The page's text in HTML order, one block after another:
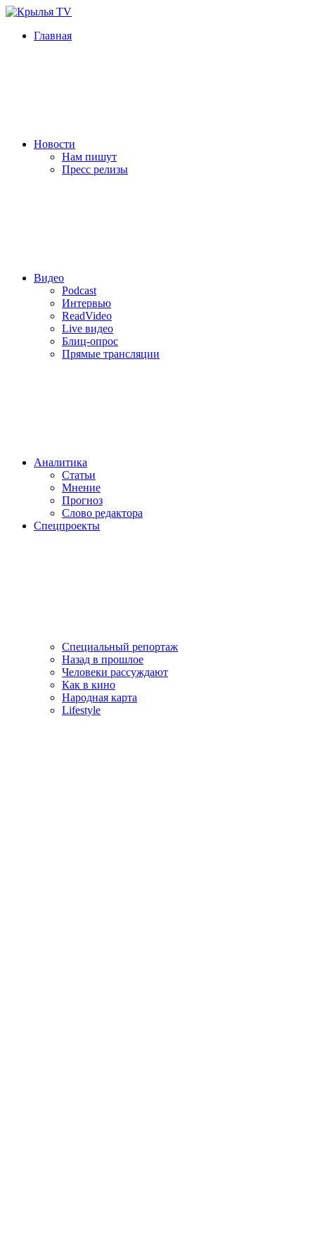
Главная
Новости
Нам пишут
Пресс релизы
Видео
Podcast
Интервью
ReadVideo
Live видео
Блиц-опрос
Прямые трансляции
Аналитика
Статьи
Мнение
Прогноз
Cлово редактора
Спецпроекты
Специальный репортаж
Назад в прошлое
Человеки рассуждают
Как в кино
Народная карта
Lifestyle